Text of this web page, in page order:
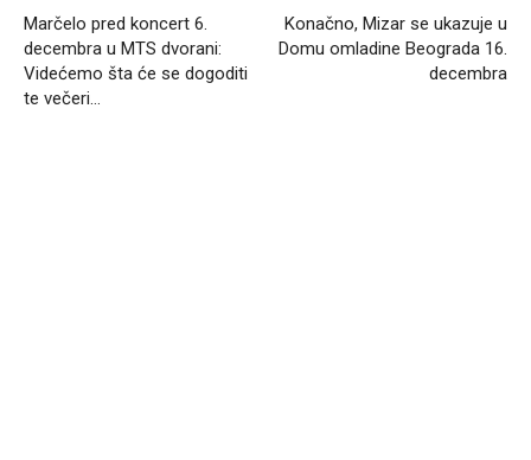
Marčelo pred koncert 6.
decembra u MTS dvorani:
Videćemo šta će se dogoditi
te večeri…
Konačno, Mizar se ukazuje u
Domu omladine Beograda 16.
decembra